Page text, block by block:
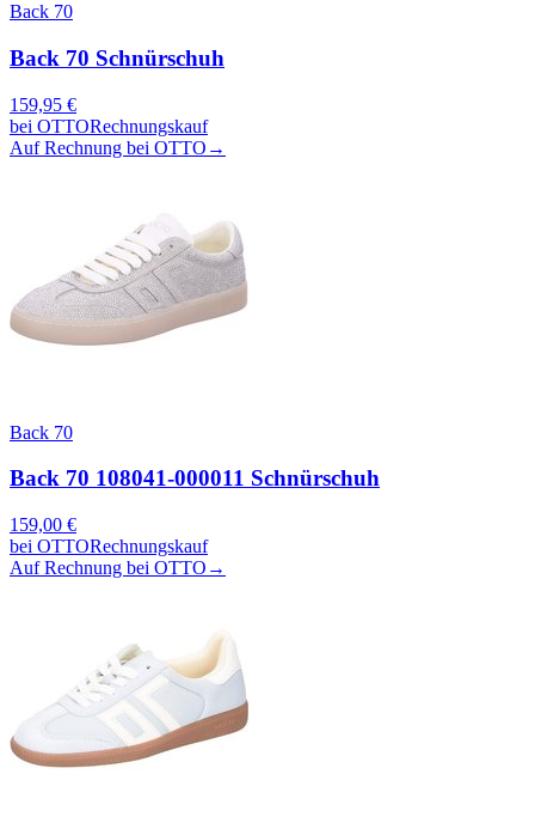
Back 70
Back 70 Schnürschuh
159,95 €
bei OTTORechnungskauf
Auf Rechnung bei OTTO →
Back 70
Back 70 108041-000011 Schnürschuh
159,00 €
bei OTTORechnungskauf
Auf Rechnung bei OTTO →